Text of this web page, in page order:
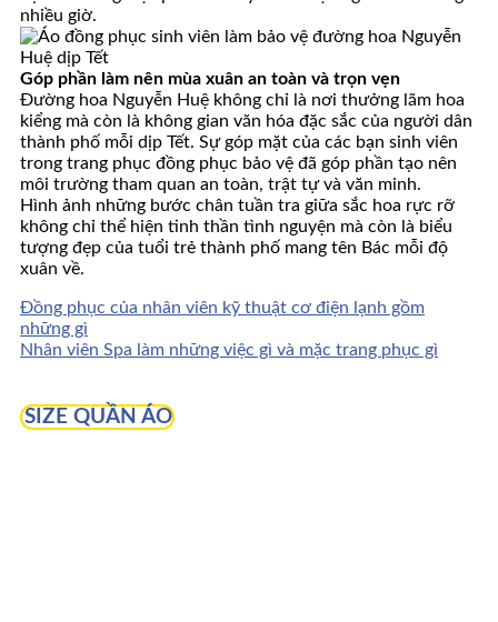
nhiều giờ.
Góp phần làm nên mùa xuân an toàn và trọn vẹn
Đường hoa Nguyễn Huệ không chỉ là nơi thưởng lãm hoa
kiểng mà còn là không gian văn hóa đặc sắc của người dân
thành phố mỗi dịp Tết. Sự góp mặt của các bạn sinh viên
trong trang phục đồng phục bảo vệ đã góp phần tạo nên
môi trường tham quan an toàn, trật tự và văn minh.
Hình ảnh những bước chân tuần tra giữa sắc hoa rực rỡ
không chỉ thể hiện tinh thần tình nguyện mà còn là biểu
tượng đẹp của tuổi trẻ thành phố mang tên Bác mỗi độ
xuân về.
Đồng phục của nhân viên kỹ thuật cơ điện lạnh gồm
những gì
Nhân viên Spa làm những việc gì và mặc trang phục gì
SIZE QUẦN ÁO